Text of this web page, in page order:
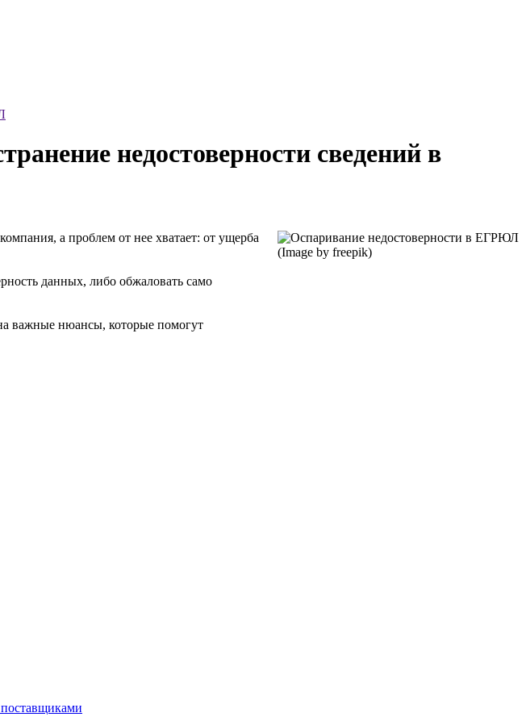
недостоверности сведений в
а проблем от нее хватает: от ущерба
данных, либо обжаловать само
важные нюансы, которые помогут